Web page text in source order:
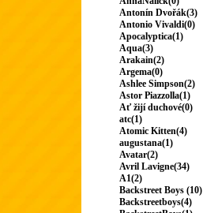
Antonín Dvořák(3)
Antonio Vivaldi(0)
Apocalyptica(1)
Aqua(3)
Arakain(2)
Argema(0)
Ashlee Simpson(2)
Astor Piazzolla(1)
Ať žijí duchové(0)
atc(1)
Atomic Kitten(4)
augustana(1)
Avatar(2)
Avril Lavigne(34)
A1(2)
Backstreet Boys (10)
Backstreetboys(4)